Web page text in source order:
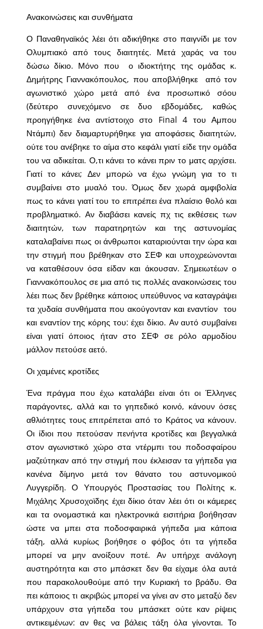
Ανακοινώσεις και συνθήματα
Ο Παναθηναϊκός λέει ότι αδικήθηκε στο παιγνίδι με τον
Ολυμπιακό από τους διαιτητές. Μετά χαράς να του
δώσω δίκιο. Μόνο που ο ιδιοκτήτης της ομάδας κ.
Δημήτρης Γιαννακόπουλος, που αποβλήθηκε από τον
αγωνιστικό χώρο μετά από ένα προσωπικό σόου
(δεύτερο συνεχόμενο σε δυο εβδομάδες, καθώς
προηγήθηκε ένα αντίστοιχο στο Final 4 του Αμπου
Ντάμπι) δεν διαμαρτυρήθηκε για αποφάσεις διαιτητών,
ούτε του ανέβηκε το αίμα στο κεφάλι γιατί είδε την ομάδα
του να αδικείται. Ο,τι κάνει το κάνει πριν το ματς αρχίσει.
Γιατί το κάνει; Δεν μπορώ να έχω γνώμη για το τι
συμβαίνει στο μυαλό του. Όμως δεν χωρά αμφιβολία
πως το κάνει γιατί του το επιτρέπει ένα πλαίσιο θολό και
προβληματικό. Αν διαβάσει κανείς πχ τις εκθέσεις των
διαιτητών, των παρατηρητών και της αστυνομίας
καταλαβαίνει πως οι άνθρωποι καταριούνται την ώρα και
την στιγμή που βρέθηκαν στο ΣΕΦ και υποχρεώνονται
να καταθέσουν όσα είδαν και άκουσαν. Σημειωτέων ο
Γιαννακόπουλος σε μια από τις πολλές ανακοινώσεις του
λέει πως δεν βρέθηκε κάποιος υπεύθυνος να καταγράψει
τα χυδαία συνθήματα που ακούγονταν και εναντίον του
και εναντίον της κόρης του: έχει δίκιο. Αν αυτό συμβαίνει
είναι γιατί όποιος ήταν στο ΣΕΦ σε ρόλο αρμοδίου
μάλλον πετούσε αετό.
Οι χαμένες κροτίδες
Ένα πράγμα που έχω καταλάβει είναι ότι οι Έλληνες
παράγοντες, αλλά και το γηπεδικό κοινό, κάνουν όσες
αθλιότητες τους επιτρέπεται από το Κράτος να κάνουν.
Οι ίδιοι που πετούσαν πενήντα κροτίδες και βεγγαλικά
στον αγωνιστικό χώρο στα ντέρμπι του ποδοσφαίρου
μαζεύτηκαν από την στιγμή που έκλεισαν τα γήπεδα για
κανένα δίμηνο μετά τον θάνατο του αστυνομικού
Λυγγερίδη. Ο Υπουργός Προστασίας του Πολίτης κ.
Μιχάλης Χρυσοχοϊδης έχει δίκιο όταν λέει ότι οι κάμερες
και τα ονομαστικά και ηλεκτρονικά εισιτήρια βοήθησαν
ώστε να μπει στα ποδοσφαιρικά γήπεδα μια κάποια
τάξη, αλλά κυρίως βοήθησε ο φόβος ότι τα γήπεδα
μπορεί να μην ανοίξουν ποτέ. Αν υπήρχε ανάλογη
αυστηρότητα και στο μπάσκετ δεν θα είχαμε όλα αυτά
που παρακολουθούμε από την Κυριακή το βράδυ. Θα
πει κάποιος τι ακριβώς μπορεί να γίνει αν στο μεταξύ δεν
υπάρχουν στα γήπεδα του μπάσκετ ούτε καν ρίψεις
αντικειμένων: αν θες να βάλεις τάξη όλα γίνονται. Το